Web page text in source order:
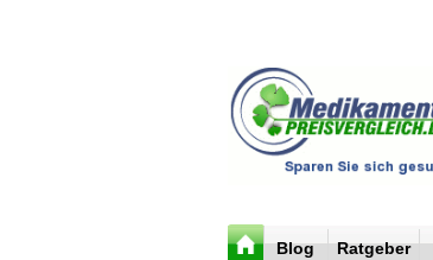
Blog Ratgeber